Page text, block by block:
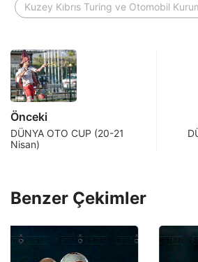
Kuzey Kıbrıs Turing ve Otomobil
Önceki
DÜNYA OTO CUP (20-21
Nisan)
Benzer Çekimler